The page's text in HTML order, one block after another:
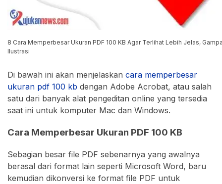
8 Cara Memperbesar Ukuran PDF 100 KB Agar Terlihat Lebih Jelas,
Ilustrasi
Di bawah ini akan menjelaskan cara memperbesar
ukuran pdf 100 kb dengan Adobe Acrobat, atau salah
satu dari banyak alat pengeditan online yang tersedia
saat ini untuk komputer Mac dan Windows.
Cara Memperbesar Ukuran PDF 100 KB
Sebagian besar file PDF sebenarnya yang awalnya
berasal dari format lain seperti Microsoft Word, baru
kemudian dikonversi ke format file PDF untuk